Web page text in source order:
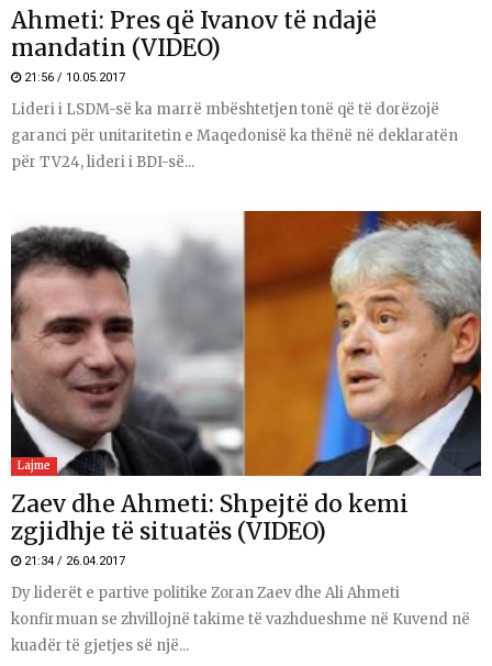
Ahmeti: Pres që Ivanov të ndajë
mandatin (VIDEO)
21:56 / 10.05.2017
Lideri i LSDM-së ka marrë mbështetjen tonë që të dorëzojë
garanci për unitaritetin e Maqedonisë ka thënë në deklaratën
për TV24, lideri i BDI-së...
Lajme
Zaev dhe Ahmeti: Shpejtë do kemi
zgjidhje të situatës (VIDEO)
21:34 / 26.04.2017
Dy liderët e partive politike Zoran Zaev dhe Ali Ahmeti
konfirmuan se zhvillojnë takime të vazhdueshme në Kuvend në
kuadër të gjetjes së një...